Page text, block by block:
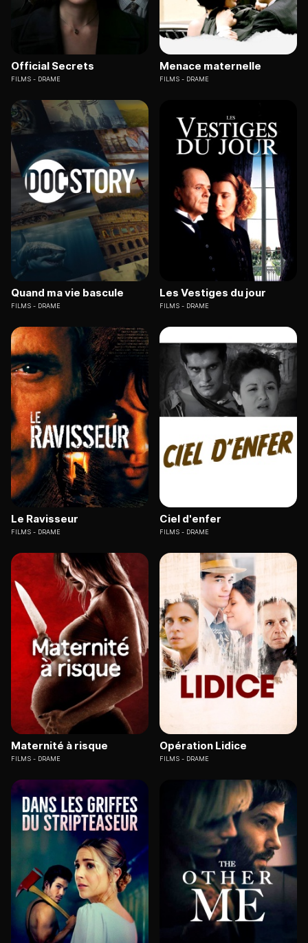
Official Secrets
FILMS DRAME
Menace maternelle
FILMS DRAME
Quand ma vie bascule
FILMS DRAME
Les Vestiges du jour
FILMS DRAME
Le Ravisseur
FILMS DRAME
Ciel d'enfer
FILMS DRAME
Maternité à risque
FILMS DRAME
Opération Lidice
FILMS DRAME